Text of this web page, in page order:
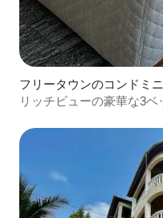
フリータウンのコンドミ
リッチビューの豪華な3